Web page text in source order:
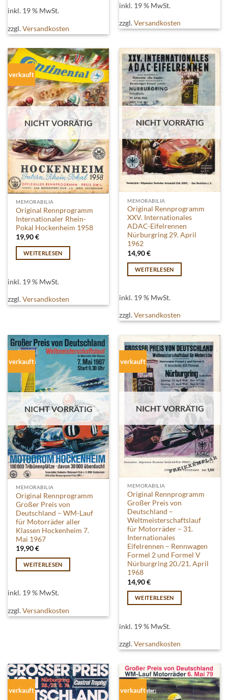
inkl. 19 % MwSt.
zzgl.Versandkosten
inkl. 19 % MwSt.
zzgl.Versandkosten
verkauft
NICHT VORRÄTIG
MEMORABILIA
Original Rennprogramm
Internationaler Rhein-
Pokal Hockenheim 1958
19,90€
WEITERLESEN
inkl. 19 % MwSt.
zzgl.Versandkosten
NICHT VORRÄTIG
MEMORABILIA
Original Rennprogramm
XXV. Internationales
ADAC-Eifelrennen
Nürburgring 29. April
1962
14,90€
WEITERLESEN
inkl. 19 % MwSt.
zzgl.Versandkosten
verkauft
NICHT VORRÄTIG
MEMORABILIA
Original Rennprogramm
Großer Preis von
Deutschland – WM-Lauf
für Motorräder aller
Klassen Hockenheim 7.
Mai 1967
19,90€
WEITERLESEN
inkl. 19 % MwSt.
zzgl.Versandkosten
verkauft
NICHT VORRÄTIG
MEMORABILIA
Original Rennprogramm
Großer Preis von
Deutschland –
Weltmeisterschaftslauf
für Motorräder – 31.
Internationales
Eifelrennen – Rennwagen
Formel 2 und Formel V
Nürburgring 20./21. April
1968
14,90€
WEITERLESEN
inkl. 19 % MwSt.
zzgl.Versandkosten
verkauft verkauft